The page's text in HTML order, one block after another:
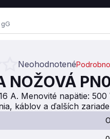
produktu je 0,0 z 5
Neohodnotené
NOŽOVÁ
A. Menovité napätie:
káblov a ďalších